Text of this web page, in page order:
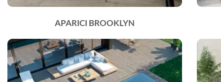
APARICI BROOKLYN